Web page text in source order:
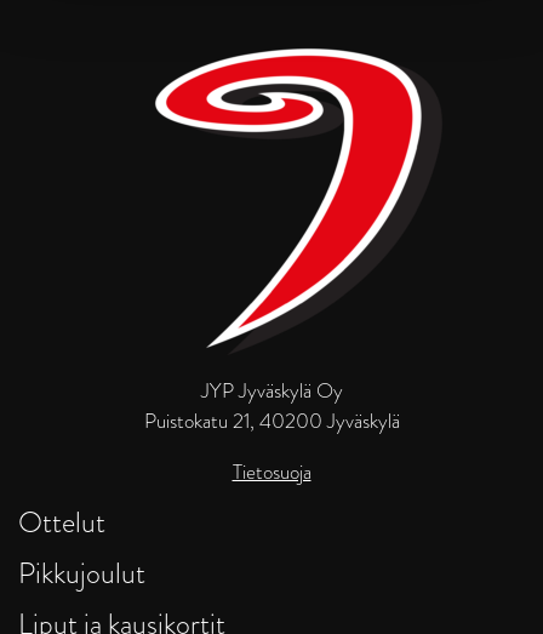
JYP Jyväskylä Oy
Puistokatu 21, 40200 Jyväskylä
Tietosuoja
Ottelut
Pikkujoulut
Liput ja kausikortit